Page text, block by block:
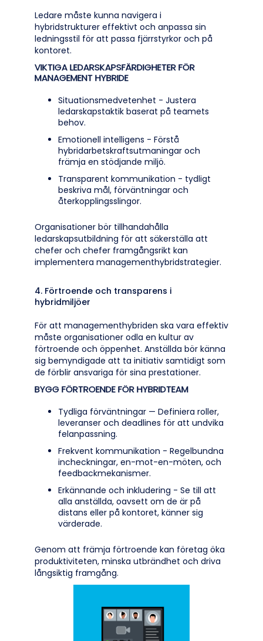
Ledare måste kunna navigera i
hybridstrukturer effektivt och anpassa sin
ledningsstil för att passa fjärrstyrkor och på
kontoret.
VIKTIGA LEDARSKAPSFÄRDIGHETER FÖR
MANAGEMENT HYBRIDE
Situationsmedvetenhet - Justera
ledarskapstaktik baserat på teamets
behov.
Emotionell intelligens - Förstå
hybridarbetskraftsutmaningar och
främja en stödjande miljö.
Transparent kommunikation - tydligt
beskriva mål, förväntningar och
återkopplingsslingor.
Organisationer bör tillhandahålla
ledarskapsutbildning för att säkerställa att
chefer och chefer framgångsrikt kan
implementera managementhybridstrategier.
4. Förtroende och transparens i
hybridmiljöer
För att managementhybriden ska vara effektiv
måste organisationer odla en kultur av
förtroende och öppenhet. Anställda bör känna
sig bemyndigade att ta initiativ samtidigt som
de förblir ansvariga för sina prestationer.
BYGG FÖRTROENDE FÖR HYBRIDTEAM
Tydliga förväntningar — Definiera roller,
leveranser och deadlines för att undvika
felanpassning.
Frekvent kommunikation - Regelbundna
incheckningar, en-mot-en-möten, och
feedbackmekanismer.
Erkännande och inkludering - Se till att
alla anställda, oavsett om de är på
distans eller på kontoret, känner sig
värderade.
Genom att främja förtroende kan företag öka
produktiviteten, minska utbrändhet och driva
långsiktig framgång.